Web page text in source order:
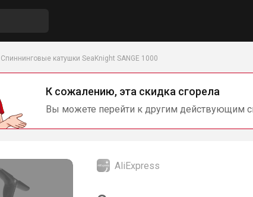
Спиннинговые катушки SeaKnight SANGE 1000
К сожалению, эта скидка сгорела
Вы можете перейти к другим действующим
AliExpress